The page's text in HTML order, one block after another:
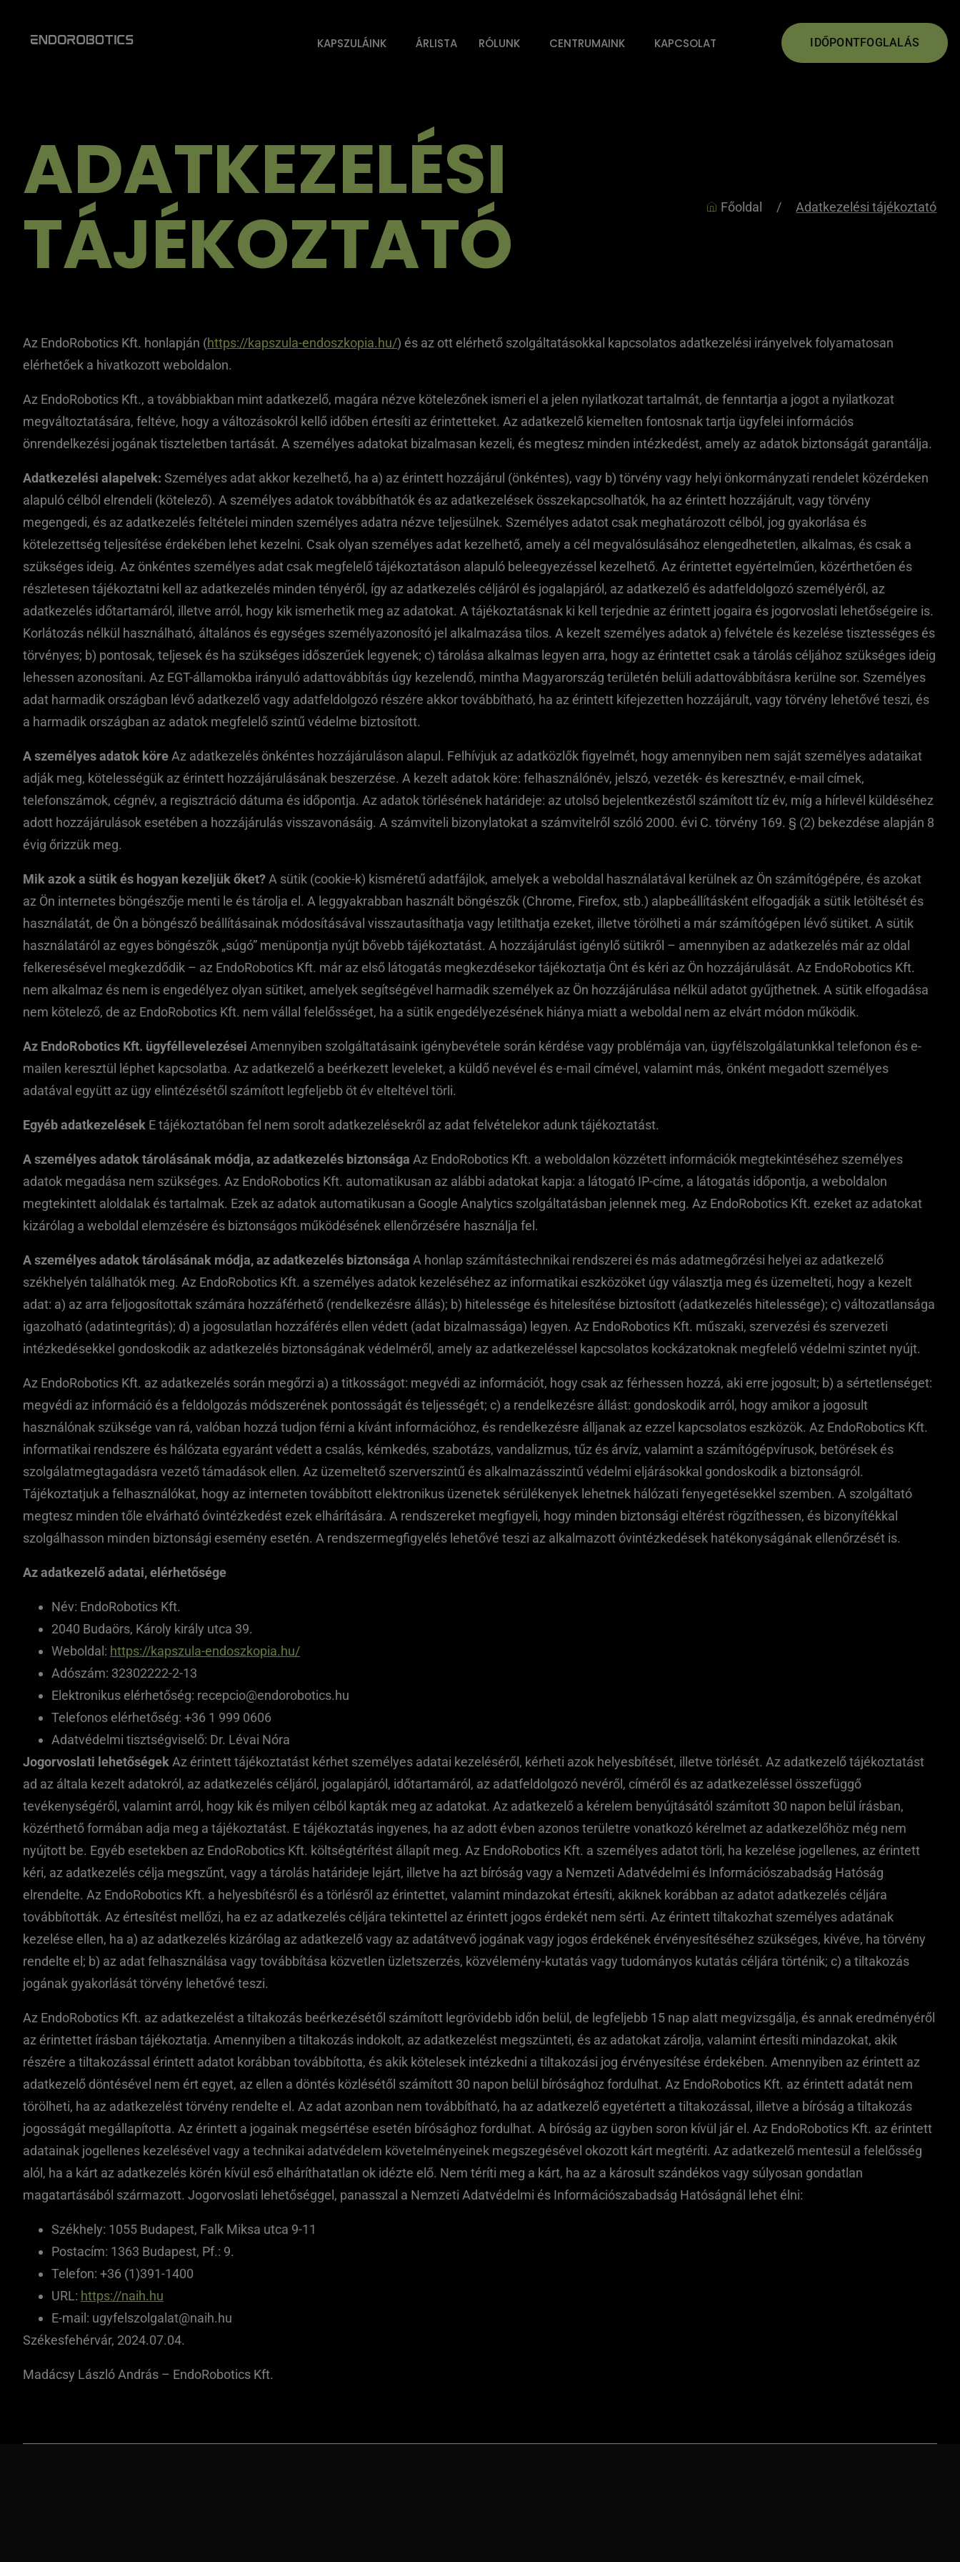
KAPSZULÁINK ÁRLISTA RÓLUNK CENTRUMAINK KAPCSOLAT IDŐPONTFOGLALÁS
ADATKEZELÉSI
TÁJÉKOZTATÓ Főoldal / Adatkezelési tájékoztató
Az EndoRobotics Kft. honlapján (https://kapszula-endoszkopia.hu/) és az ott elérhető szolgáltatásokkal kapcsolatos adatkezelési irányelvek folyamatosan
elérhetőek a hivatkozott weboldalon.
Az EndoRobotics Kft., a továbbiakban mint adatkezelő, magára nézve kötelezőnek ismeri el a jelen nyilatkozat tartalmát, de fenntartja a jogot a nyilatkozat
megváltoztatására, feltéve, hogy a változásokról kellő időben értesíti az érintetteket. Az adatkezelő kiemelten fontosnak tartja ügyfelei információs
önrendelkezési jogának tiszteletben tartását. A személyes adatokat bizalmasan kezeli, és megtesz minden intézkedést, amely az adatok biztonságát garantálja.
Adatkezelési alapelvek: Személyes adat akkor kezelhető, ha a) az érintett hozzájárul (önkéntes), vagy b) törvény vagy helyi önkormányzati rendelet közérdeken
alapuló célból elrendeli (kötelező). A személyes adatok továbbíthatók és az adatkezelések összekapcsolhatók, ha az érintett hozzájárult, vagy törvény
megengedi, és az adatkezelés feltételei minden személyes adatra nézve teljesülnek. Személyes adatot csak meghatározott célból, jog gyakorlása és
kötelezettség teljesítése érdekében lehet kezelni. Csak olyan személyes adat kezelhető, amely a cél megvalósulásához elengedhetetlen, alkalmas, és csak a
szükséges ideig. Az önkéntes személyes adat csak megfelelő tájékoztatáson alapuló beleegyezéssel kezelhető. Az érintettet egyértelműen, közérthetően és
részletesen tájékoztatni kell az adatkezelés minden tényéről, így az adatkezelés céljáról és jogalapjáról, az adatkezelő és adatfeldolgozó személyéről, az
adatkezelés időtartamáról, illetve arról, hogy kik ismerhetik meg az adatokat. A tájékoztatásnak ki kell terjednie az érintett jogaira és jogorvoslati lehetőségeire is.
Korlátozás nélkül használható, általános és egységes személyazonosító jel alkalmazása tilos. A kezelt személyes adatok a) felvétele és kezelése tisztességes és
törvényes; b) pontosak, teljesek és ha szükséges időszerűek legyenek; c) tárolása alkalmas legyen arra, hogy az érintettet csak a tárolás céljához szükséges ideig
lehessen azonosítani. Az EGT-államokba irányuló adattovábbítás úgy kezelendő, mintha Magyarország területén belüli adattovábbításra kerülne sor. Személyes
adat harmadik országban lévő adatkezelő vagy adatfeldolgozó részére akkor továbbítható, ha az érintett kifejezetten hozzájárult, vagy törvény lehetővé teszi, és
a harmadik országban az adatok megfelelő szintű védelme biztosított.
A személyes adatok köre Az adatkezelés önkéntes hozzájáruláson alapul. Felhívjuk az adatközlők figyelmét, hogy amennyiben nem saját személyes adataikat
adják meg, kötelességük az érintett hozzájárulásának beszerzése. A kezelt adatok köre: felhasználónév, jelszó, vezeték- és keresztnév, e-mail címek,
telefonszámok, cégnév, a regisztráció dátuma és időpontja. Az adatok törlésének határideje: az utolsó bejelentkezéstől számított tíz év, míg a hírlevél küldéséhez
adott hozzájárulások esetében a hozzájárulás visszavonásáig. A számviteli bizonylatokat a számvitelről szóló 2000. évi C. törvény 169. § (2) bekezdése alapján 8
évig őrizzük meg.
Mik azok a sütik és hogyan kezeljük őket? A sütik (cookie-k) kisméretű adatfájlok, amelyek a weboldal használatával kerülnek az Ön számítógépére, és azokat
az Ön internetes böngészője menti le és tárolja el. A leggyakrabban használt böngészők (Chrome, Firefox, stb.) alapbeállításként elfogadják a sütik letöltését és
használatát, de Ön a böngésző beállításainak módosításával visszautasíthatja vagy letilthatja ezeket, illetve törölheti a már számítógépen lévő sütiket. A sütik
használatáról az egyes böngészők „súgó” menüpontja nyújt bővebb tájékoztatást. A hozzájárulást igénylő sütikről – amennyiben az adatkezelés már az oldal
felkeresésével megkezdődik – az EndoRobotics Kft. már az első látogatás megkezdésekor tájékoztatja Önt és kéri az Ön hozzájárulását. Az EndoRobotics Kft.
nem alkalmaz és nem is engedélyez olyan sütiket, amelyek segítségével harmadik személyek az Ön hozzájárulása nélkül adatot gyűjthetnek. A sütik elfogadása
nem kötelező, de az EndoRobotics Kft. nem vállal felelősséget, ha a sütik engedélyezésének hiánya miatt a weboldal nem az elvárt módon működik.
Az EndoRobotics Kft. ügyféllevelezései Amennyiben szolgáltatásaink igénybevétele során kérdése vagy problémája van, ügyfélszolgálatunkkal telefonon és e-
mailen keresztül léphet kapcsolatba. Az adatkezelő a beérkezett leveleket, a küldő nevével és e-mail címével, valamint más, önként megadott személyes
adatával együtt az ügy elintézésétől számított legfeljebb öt év elteltével törli.
Egyéb adatkezelések E tájékoztatóban fel nem sorolt adatkezelésekről az adat felvételekor adunk tájékoztatást.
A személyes adatok tárolásának módja, az adatkezelés biztonsága Az EndoRobotics Kft. a weboldalon közzétett információk megtekintéséhez személyes
adatok megadása nem szükséges. Az EndoRobotics Kft. automatikusan az alábbi adatokat kapja: a látogató IP-címe, a látogatás időpontja, a weboldalon
megtekintett aloldalak és tartalmak. Ezek az adatok automatikusan a Google Analytics szolgáltatásban jelennek meg. Az EndoRobotics Kft. ezeket az adatokat
kizárólag a weboldal elemzésére és biztonságos működésének ellenőrzésére használja fel.
A személyes adatok tárolásának módja, az adatkezelés biztonsága A honlap számítástechnikai rendszerei és más adatmegőrzési helyei az adatkezelő
székhelyén találhatók meg. Az EndoRobotics Kft. a személyes adatok kezeléséhez az informatikai eszközöket úgy választja meg és üzemelteti, hogy a kezelt
adat: a) az arra feljogosítottak számára hozzáférhető (rendelkezésre állás); b) hitelessége és hitelesítése biztosított (adatkezelés hitelessége); c) változatlansága
igazolható (adatintegritás); d) a jogosulatlan hozzáférés ellen védett (adat bizalmassága) legyen. Az EndoRobotics Kft. műszaki, szervezési és szervezeti
intézkedésekkel gondoskodik az adatkezelés biztonságának védelméről, amely az adatkezeléssel kapcsolatos kockázatoknak megfelelő védelmi szintet nyújt.
Az EndoRobotics Kft. az adatkezelés során megőrzi a) a titkosságot: megvédi az információt, hogy csak az férhessen hozzá, aki erre jogosult; b) a sértetlenséget:
megvédi az információ és a feldolgozás módszerének pontosságát és teljességét; c) a rendelkezésre állást: gondoskodik arról, hogy amikor a jogosult
használónak szüksége van rá, valóban hozzá tudjon férni a kívánt információhoz, és rendelkezésre álljanak az ezzel kapcsolatos eszközök. Az EndoRobotics Kft.
informatikai rendszere és hálózata egyaránt védett a csalás, kémkedés, szabotázs, vandalizmus, tűz és árvíz, valamint a számítógépvírusok, betörések és
szolgálatmegtagadásra vezető támadások ellen. Az üzemeltető szerverszintű és alkalmazásszintű védelmi eljárásokkal gondoskodik a biztonságról.
Tájékoztatjuk a felhasználókat, hogy az interneten továbbított elektronikus üzenetek sérülékenyek lehetnek hálózati fenyegetésekkel szemben. A szolgáltató
megtesz minden tőle elvárható óvintézkedést ezek elhárítására. A rendszereket megfigyeli, hogy minden biztonsági eltérést rögzíthessen, és bizonyítékkal
szolgálhasson minden biztonsági esemény esetén. A rendszermegfigyelés lehetővé teszi az alkalmazott óvintézkedések hatékonyságának ellenőrzését is.
Az adatkezelő adatai, elérhetősége
Név: EndoRobotics Kft.
2040 Budaörs, Károly király utca 39.
Weboldal: https://kapszula-endoszkopia.hu/
Adószám: 32302222-2-13
Elektronikus elérhetőség: recepcio@endorobotics.hu
Telefonos elérhetőség: +36 1 999 0606
Adatvédelmi tisztségviselő: Dr. Lévai Nóra
Jogorvoslati lehetőségek Az érintett tájékoztatást kérhet személyes adatai kezeléséről, kérheti azok helyesbítését, illetve törlését. Az adatkezelő tájékoztatást
ad az általa kezelt adatokról, az adatkezelés céljáról, jogalapjáról, időtartamáról, az adatfeldolgozó nevéről, címéről és az adatkezeléssel összefüggő
tevékenységéről, valamint arról, hogy kik és milyen célból kapták meg az adatokat. Az adatkezelő a kérelem benyújtásától számított 30 napon belül írásban,
közérthető formában adja meg a tájékoztatást. E tájékoztatás ingyenes, ha az adott évben azonos területre vonatkozó kérelmet az adatkezelőhöz még nem
nyújtott be. Egyéb esetekben az EndoRobotics Kft. költségtérítést állapít meg. Az EndoRobotics Kft. a személyes adatot törli, ha kezelése jogellenes, az érintett
kéri, az adatkezelés célja megszűnt, vagy a tárolás határideje lejárt, illetve ha azt bíróság vagy a Nemzeti Adatvédelmi és Információszabadság Hatóság
elrendelte. Az EndoRobotics Kft. a helyesbítésről és a törlésről az érintettet, valamint mindazokat értesíti, akiknek korábban az adatot adatkezelés céljára
továbbították. Az értesítést mellőzi, ha ez az adatkezelés céljára tekintettel az érintett jogos érdekét nem sérti. Az érintett tiltakozhat személyes adatának
kezelése ellen, ha a) az adatkezelés kizárólag az adatkezelő vagy az adatátvevő jogának vagy jogos érdekének érvényesítéséhez szükséges, kivéve, ha törvény
rendelte el; b) az adat felhasználása vagy továbbítása közvetlen üzletszerzés, közvélemény-kutatás vagy tudományos kutatás céljára történik; c) a tiltakozás
jogának gyakorlását törvény lehetővé teszi.
Az EndoRobotics Kft. az adatkezelést a tiltakozás beérkezésétől számított legrövidebb időn belül, de legfeljebb 15 nap alatt megvizsgálja, és annak eredményéről
az érintettet írásban tájékoztatja. Amennyiben a tiltakozás indokolt, az adatkezelést megszünteti, és az adatokat zárolja, valamint értesíti mindazokat, akik
részére a tiltakozással érintett adatot korábban továbbította, és akik kötelesek intézkedni a tiltakozási jog érvényesítése érdekében. Amennyiben az érintett az
adatkezelő döntésével nem ért egyet, az ellen a döntés közlésétől számított 30 napon belül bírósághoz fordulhat. Az EndoRobotics Kft. az érintett adatát nem
törölheti, ha az adatkezelést törvény rendelte el. Az adat azonban nem továbbítható, ha az adatkezelő egyetértett a tiltakozással, illetve a bíróság a tiltakozás
jogosságát megállapította. Az érintett a jogainak megsértése esetén bírósághoz fordulhat. A bíróság az ügyben soron kívül jár el. Az EndoRobotics Kft. az érintett
adatainak jogellenes kezelésével vagy a technikai adatvédelem követelményeinek megszegésével okozott kárt megtéríti. Az adatkezelő mentesül a felelősség
alól, ha a kárt az adatkezelés körén kívül eső elháríthatatlan ok idézte elő. Nem téríti meg a kárt, ha az a károsult szándékos vagy súlyosan gondatlan
magatartásából származott. Jogorvoslati lehetőséggel, panasszal a Nemzeti Adatvédelmi és Információszabadság Hatóságnál lehet élni:
Székhely: 1055 Budapest, Falk Miksa utca 9-11
Postacím: 1363 Budapest, Pf.: 9.
Telefon: +36 (1)391-1400
URL: https://naih.hu
E-mail: ugyfelszolgalat@naih.hu
Székesfehérvár, 2024.07.04.
Madácsy László András – EndoRobotics Kft.